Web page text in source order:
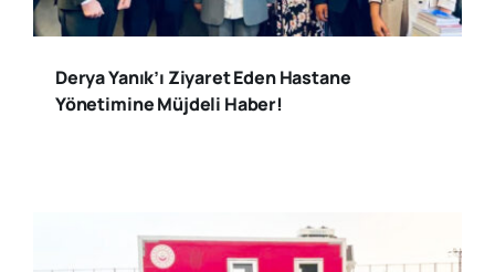
Derya Yanık’ı Ziyaret Eden Hastane
Yönetimine Müjdeli Haber!